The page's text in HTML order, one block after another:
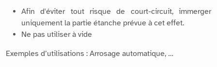
Afin d'éviter tout risque de court-circuit, immerger
uniquement la partie étanche prévue à cet effet.
Ne pas utiliser à vide
Exemples d’utilisations : Arrosage automatique, …